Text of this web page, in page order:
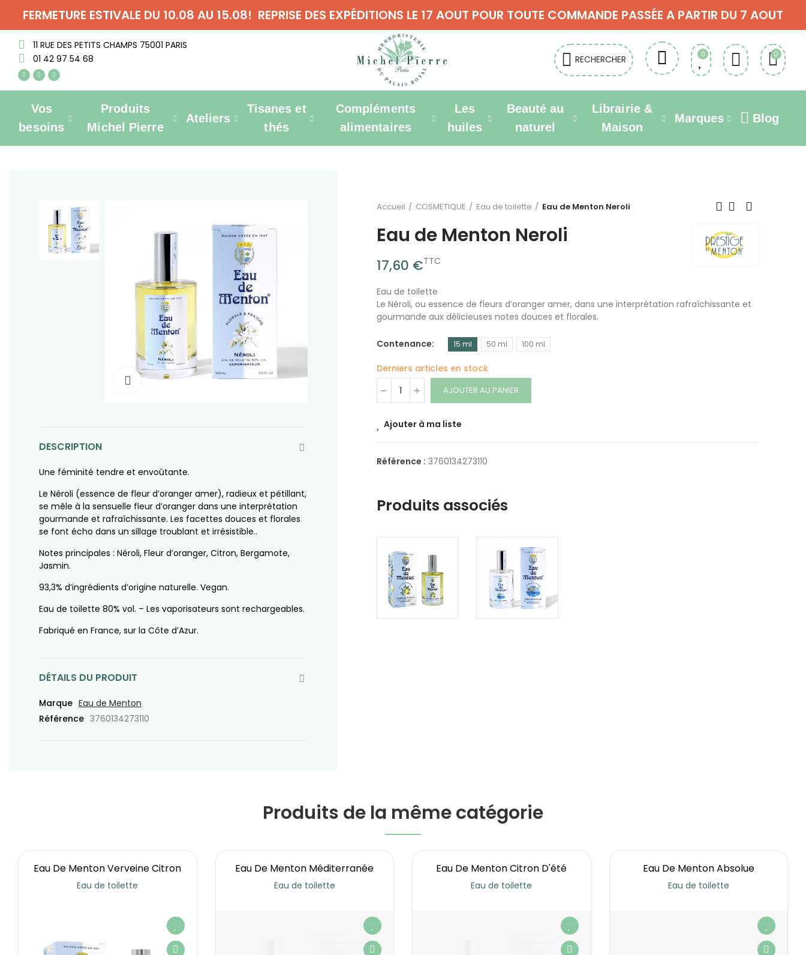
FERMETURE ESTIVALE DU 10.08 AU 15.08! REPRISE DES EXPÉDITIONS LE 17 AOUT POUR TOUTE COMMANDE PASSÉE A PARTIR DU 7 AOUT
11 RUE DES PETITS CHAMPS 75001 PARIS
01 42 97 54 68
RECHERCHER 0 0
Vos
besoins
Produits
Michel Pierre
Ateliers
Tisanes et
thés
Compléments
alimentaires
Les
huiles
Beauté au
naturel
Librairie &
Maison
Marques Blog
Click to enlarge
DESCRIPTION
Une féminité tendre et envoûtante.
Le Néroli (essence de fleur d’oranger amer), radieux et pétillant,
se mêle à la sensuelle fleur d’oranger dans une interprétation
gourmande et rafraîchissante. Les facettes douces et florales
se font écho dans un sillage troublant et irrésistible..
Notes principales : Néroli, Fleur d’oranger, Citron, Bergamote,
Jasmin.
93,3% d’ingrédients d’origine naturelle. Vegan.
Eau de toilette 80% vol. – Les vaporisateurs sont rechargeables.
Fabriqué en France, sur la Côte d’Azur.
DÉTAILS DU PRODUIT
Marque Eau de Menton
Référence 3760134273110
Accueil COSMETIQUE Eau de toilette Eau de Menton Neroli
Eau de Menton Neroli
17,60 €TTC
Eau de toilette
Le Néroli, ou essence de fleurs d’oranger amer, dans une interprétation rafraîchissante et
gourmande aux délicieuses notes douces et florales.
Contenance 15 ml 50 ml 100 ml
Derniers articles en stock
AJOUTER AU PANIER
Ajouter à ma liste
Référence : 3760134273110
Produits associés
Produits de la même catégorie
Eau De Menton Verveine Citron
Eau de toilette
Eau De Menton Méditerranée
Eau de toilette
Eau De Menton Citron D'été
Eau de toilette
Eau De Menton Absolue
Eau de toilette